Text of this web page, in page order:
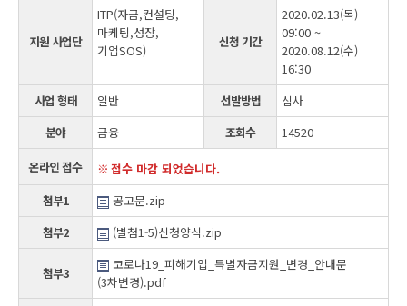
지원 사업단
ITP(자금,컨설팅,
마케팅,성장,
기업SOS)
신청 기간
2020.02.13(목)
09:00 ~
2020.08.12(수)
16:30
사업 형태
일반 선발방법
심사
분야
금융 조회수
14520
온라인 접수
접수 마감 되었습니다.
첨부1
공고문.zip
첨부2
(별첨1-5)신청양식.zip
첨부3
코로나19_피해기업_특별자금지원_변경_안내문
(3차변경).pdf